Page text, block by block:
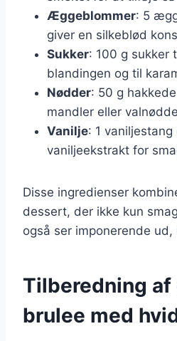
Æggeblommer: 5
giver en silkeblød
Sukker: 100 g sukker
blandingen og til
Nødder: 50 g
mandler eller
Vanilje: 1
vaniljeekstrakt for
Disse ingredienser
dessert, der ikke kun
også ser imponerende
Tilberedning af
brulee med